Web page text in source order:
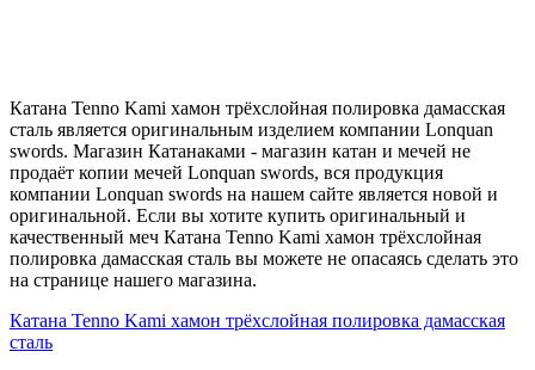
Катана Tenno Kami хамон трёхслойная полировка дамасская
сталь является оригинальным изделием компании Lonquan
swords. Магазин Катанаками - магазин катан и мечей не
продаёт копии мечей Lonquan swords, вся продукция
компании Lonquan swords на нашем сайте является новой и
оригинальной. Если вы хотите купить оригинальный и
качественный меч Катана Tenno Kami хамон трёхслойная
полировка дамасская сталь вы можете не опасаясь сделать это
на странице нашего магазина.
Катана Tenno Kami хамон трёхслойная полировка дамасская
сталь